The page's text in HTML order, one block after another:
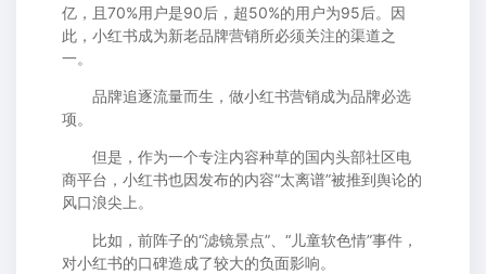
亿，且70%用户是90后，超50%的用户为95后。因
此，小红书成为新老品牌营销所必须关注的渠道之
一。
品牌追逐流量而生，做小红书营销成为品牌必选
项。
但是，作为一个专注内容种草的国内头部社区电
商平台，小红书也因发布的内容“太离谱”被推到舆论的
风口浪尖上。
比如，前阵子的“滤镜景点”、“儿童软色情”事件，
对小红书的口碑造成了较大的负面影响。